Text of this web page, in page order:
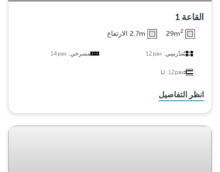
القاعة 1
29m2 2.7m الارتفاع
مَدْرسِي:12pax مسرحي:14pax
U: 12pax
انظر التفاصيل